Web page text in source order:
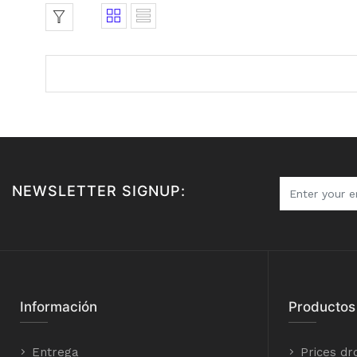
NEWSLETTER SIGNUP:
Información
Entrega
Productos
Prices